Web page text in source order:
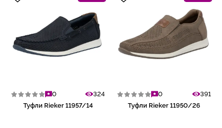
0
324
Туфли Rieker 11957/14
0
391
Туфли Rieker 11950/26